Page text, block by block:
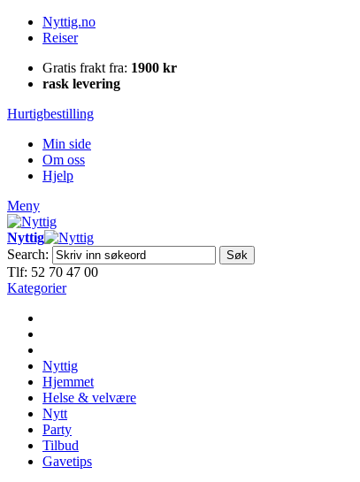
Nyttig.no
Reiser
Gratis frakt fra: 1900 kr
rask levering
Hurtigbestilling
Min side
Om oss
Hjelp
Meny
Nyttig
Search:
Søk
Tlf: 52 70 47 00
Kategorier
Nyttig
Hjemmet
Helse & velvære
Nytt
Party
Tilbud
Gavetips